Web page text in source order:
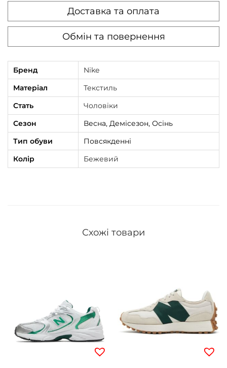
Доставка та оплата
Обмін та повернення
Бренд
Nike
Матеріал
Текстиль
Стать
Чоловіки
Сезон
Весна, Демісезон, Осінь
Тип обуви
Повсякденні
Колір
Бежевий
Схожі товари